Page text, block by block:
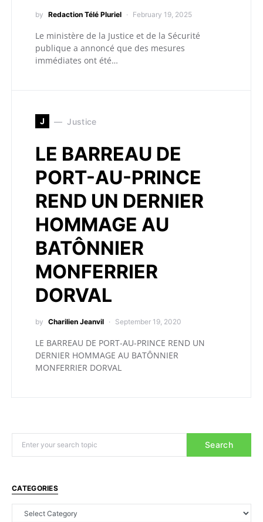
by Redaction Télé Pluriel February 19, 2025
Le ministère de la Justice et de la Sécurité
publique a annoncé que des mesures
immédiates ont été…
J Justice
LE BARREAU DE
PORT-AU-PRINCE
REND UN DERNIER
HOMMAGE AU
BATÔNNIER
MONFERRIER
DORVAL
by Charilien Jeanvil September 19, 2020
LE BARREAU DE PORT-AU-PRINCE REND UN
DERNIER HOMMAGE AU BATÔNNIER
MONFERRIER DORVAL
Search
CATEGORIES